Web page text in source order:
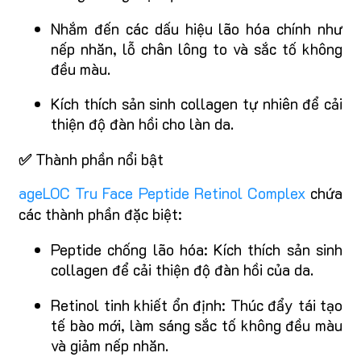
Nhắm đến các dấu hiệu lão hóa chính như
nếp nhăn, lỗ chân lông to và sắc tố không
đều màu.
Kích thích sản sinh collagen tự nhiên để cải
thiện độ đàn hồi cho làn da.
✅ Thành phần nổi bật
ageLOC Tru Face Peptide Retinol Complex chứa
các thành phần đặc biệt:
Peptide chống lão hóa: Kích thích sản sinh
collagen để cải thiện độ đàn hồi của da.
Retinol tinh khiết ổn định: Thúc đẩy tái tạo
tế bào mới, làm sáng sắc tố không đều màu
và giảm nếp nhăn.